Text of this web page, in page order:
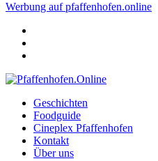
Werbung auf pfaffenhofen.online
Geschichten
Foodguide
Cineplex Pfaffenhofen
Kontakt
Über uns